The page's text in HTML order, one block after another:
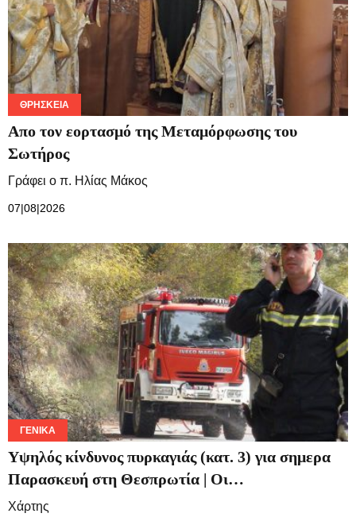
ΘΡΗΣΚΕΊΑ
Απο τον εορτασμό της Μεταμόρφωσης του
Σωτήρος
Γράφει ο π. Ηλίας Μάκος
07|08|2026
ΓΕΝΙΚΆ
Υψηλός κίνδυνος πυρκαγιάς (κατ. 3) για σημερα
Παρασκευή στη Θεσπρωτία | Οι…
Χάρτης